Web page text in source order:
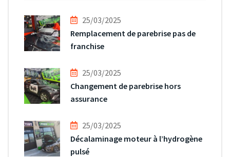
25/03/2025
Remplacement de parebrise pas de
franchise
25/03/2025
Changement de parebrise hors
assurance
25/03/2025
Décalaminage moteur à l’hydrogène
pulsé